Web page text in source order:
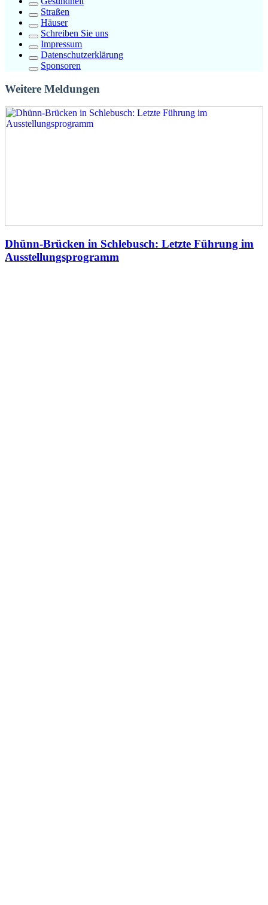
Straßen
Häuser
Schreiben Sie uns
Impressum
Datenschutzerklärung
Sponsoren
Weitere Meldungen
Dhünn-Brücken in Schlebusch: Letzte Führung im
Ausstellungsprogramm